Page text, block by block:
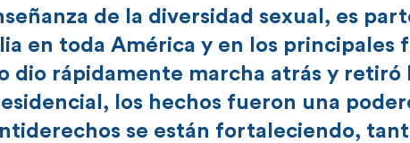
de la diversidad sexual, es
en toda América y en los principales
dio rápidamente marcha atrás y retiró
los hechos fueron una
se están fortaleciendo,